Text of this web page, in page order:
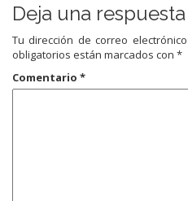
Deja una respuesta
Tu dirección de correo
obligatorios están marcados con *
Comentario *